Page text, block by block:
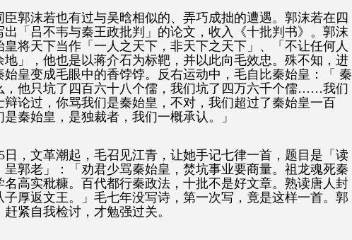
臣郭沫若也有过与吴晗相似的、弄巧成拙的遭遇。郭沫若在四
出「吕不韦与秦王政批判」的论文，收入《十批判书》。郭沫
皇将天下当作「一人之天下，非天下之天下」、「不让任何人
地」，他也是以蒋介石为标靶，并以此向毛效忠。殊不知，进
始皇变成毛眼中的香饽饽。反右运动中，毛自比秦始皇：「 秦
，他只坑了四百六十八个儒，我们坑了四万六千个儒……我们
辩论过，你骂我们是秦始皇，不对，我们超过了秦始皇一百
秦始皇，是独裁者，我们一概承认。」
日，文革潮起，毛召见江青，让她手记七律一首，题目是「读
呈郭老」：「劝君少骂秦始皇，焚坑事业要商量。祖龙魂死秦
名高实秕糠。百代都行秦政法，十批不是好文章。熟读唐人封
子厚返文王。」毛七年没写诗，第一次写，竟是这样一首。郭
赶紧自我检讨，才勉强过关。